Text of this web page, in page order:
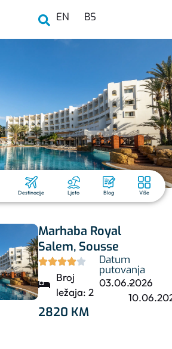
EN BS
Destinacije Ljeto Blog Više
Marhaba Royal
Salem, Sousse
Broj
ležaja: 2
Datum
putovanja
03.06.2026
-
2820 KM